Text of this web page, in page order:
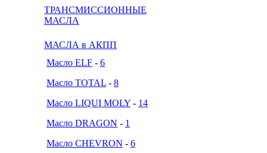
ТРАНСМИССИОННЫЕ
МАСЛА
МАСЛА в АКПП
Масло ELF - 6
Масло TOTAL - 8
Масло LIQUI MOLY - 14
Масло DRAGON - 1
Масло CHEVRON - 6